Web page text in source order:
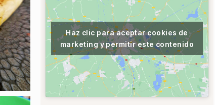
Haz clic para aceptar cookies de
marketing y permitir este contenido